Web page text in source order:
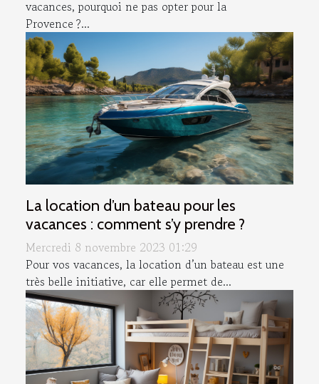
vacances, pourquoi ne pas opter pour la
Provence ?...
La location d’un bateau pour les
vacances : comment s’y prendre ?
Mercredi 8 novembre 2023 01:29
Pour vos vacances, la location d’un bateau est une
très belle initiative, car elle permet de...